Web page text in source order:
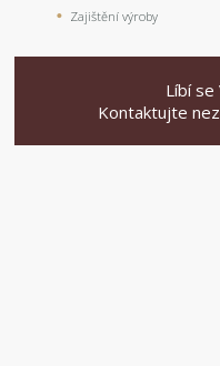
Zajištění výroby
Líbí se
Kontaktujte